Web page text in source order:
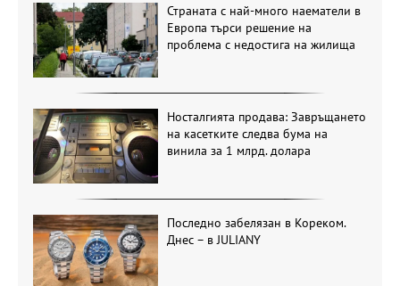
Страната с най-много наематели в
Европа търси решение на
проблема с недостига на жилища
Носталгията продава: Завръщането
на касетките следва бума на
винила за 1 млрд. долара
Последно забелязан в Кореком.
Днес – в JULIANY